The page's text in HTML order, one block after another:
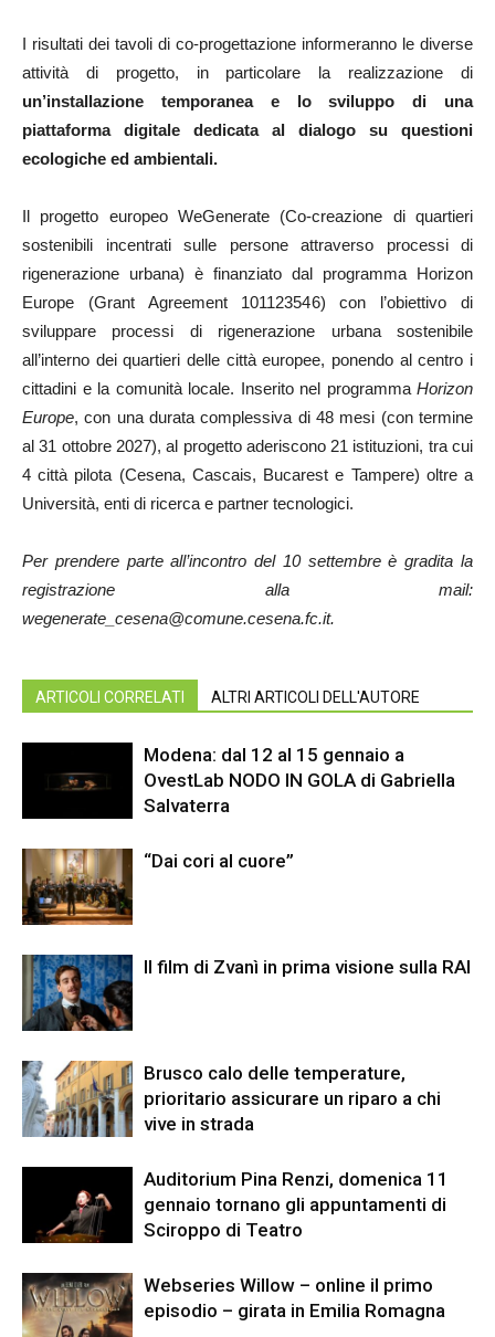
I risultati dei tavoli di co-progettazione informeranno le diverse
attività di progetto, in particolare la realizzazione di
un’installazione temporanea e lo sviluppo di una
piattaforma digitale dedicata al dialogo su questioni
ecologiche ed ambientali.
Il progetto europeo WeGenerate (Co-creazione di quartieri
sostenibili incentrati sulle persone attraverso processi di
rigenerazione urbana) è finanziato dal programma Horizon
Europe (Grant Agreement 101123546) con l’obiettivo di
sviluppare processi di rigenerazione urbana sostenibile
all’interno dei quartieri delle città europee, ponendo al centro i
cittadini e la comunità locale. Inserito nel programma Horizon
Europe, con una durata complessiva di 48 mesi (con termine
al 31 ottobre 2027), al progetto aderiscono 21 istituzioni, tra cui
4 città pilota (Cesena, Cascais, Bucarest e Tampere) oltre a
Università, enti di ricerca e partner tecnologici.
Per prendere parte all’incontro del 10 settembre è gradita la
registrazione alla mail:
wegenerate_cesena@comune.cesena.fc.it.
ARTICOLI CORRELATI ALTRI ARTICOLI DELL'AUTORE
Modena: dal 12 al 15 gennaio a
OvestLab NODO IN GOLA di Gabriella
Salvaterra
“Dai cori al cuore”
Il film di Zvanì in prima visione sulla RAI
Brusco calo delle temperature,
prioritario assicurare un riparo a chi
vive in strada
Auditorium Pina Renzi, domenica 11
gennaio tornano gli appuntamenti di
Sciroppo di Teatro
Webseries Willow – online il primo
episodio – girata in Emilia Romagna